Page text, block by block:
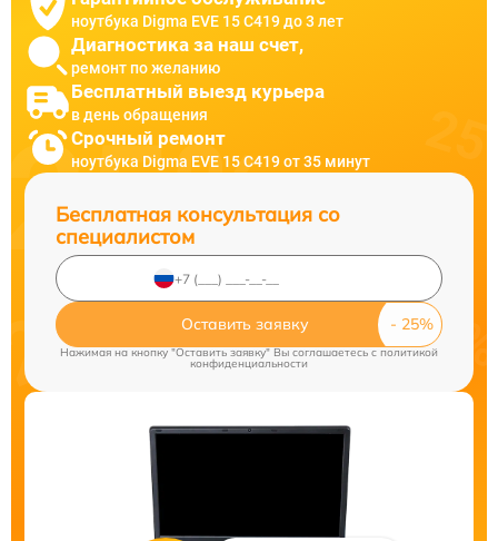
ноутбука Digma EVE 15 C419 до 3 лет
Диагностика за наш счет,
ремонт по желанию
Бесплатный выезд курьера
в день обращения
Срочный ремонт
ноутбука Digma EVE 15 C419 от 35 минут
Бесплатная консультация со
специалистом
Оставить заявку
Нажимая на кнопку "Оставить заявку" Вы соглашаетесь c политикой
конфиденциальности